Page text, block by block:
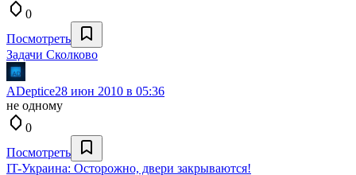
0
Посмотреть
Задачи Сколково
ADeptice28 июн 2010 в 05:36
не одному
0
Посмотреть
IT-Украина: Осторожно, двери закрываются!